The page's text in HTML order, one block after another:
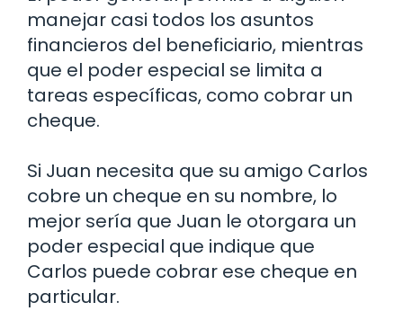
manejar casi todos los asuntos
financieros del beneficiario, mientras
que el poder especial se limita a
tareas específicas, como cobrar un
cheque.
Si Juan necesita que su amigo Carlos
cobre un cheque en su nombre, lo
mejor sería que Juan le otorgara un
poder especial que indique que
Carlos puede cobrar ese cheque en
particular.